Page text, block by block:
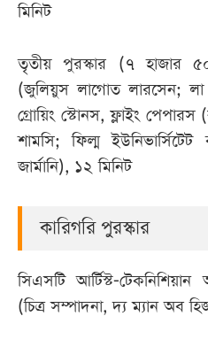
মিনিট
তৃতীয় পুরস্কার (৭ হাজার
(জুলিয়ুস লাগোত লারসেন; লা
গ্রোয়িং স্টোনস, ফ্লাইং
শামসি; ফিল্ম
জার্মানি), ১২ মিনিট
কারিগরি পুরস্কার
সিএসটি আর্টিস্ট-
(চিত্র সম্পাদনা, দ্য ম্যান অব